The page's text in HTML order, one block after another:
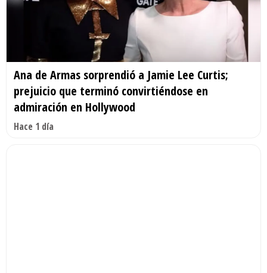
Ana de Armas sorprendió a Jamie Lee Curtis;
prejuicio que terminó convirtiéndose en
admiración en Hollywood
Hace 1 día